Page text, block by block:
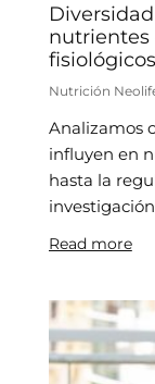
nutrientes
Nutrición
Analizamos
influyen en
hasta la
Read more